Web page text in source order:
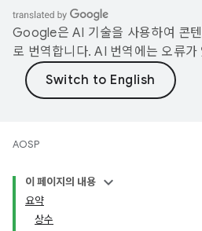
Google은 AI 기술을 사용하여 콘
로 번역합니다. AI 번역에는 오류가
AOSP
이 페이지의 내용
요약
상수